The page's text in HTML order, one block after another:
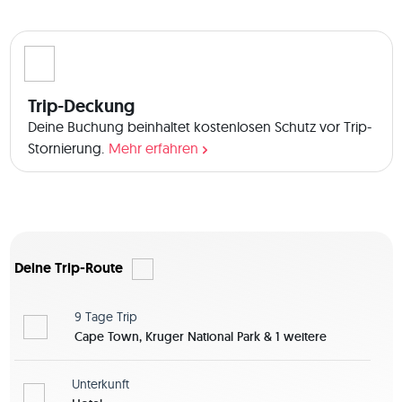
Trip-Deckung
Deine Buchung beinhaltet kostenlosen Schutz vor Trip-
Stornierung. Mehr erfahren
Deine Trip-Route
9 Tage Trip
Cape Town, Kruger National Park & 1 weitere
Unterkunft